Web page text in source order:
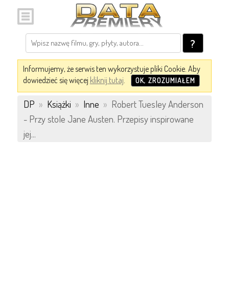
?
Informujemy, że serwis ten wykorzystuje pliki Cookie. Aby
dowiedzieć się więcej kliknij tutaj. OK, ZROZUMIAŁEM
DP » Książki » Inne » Robert Tuesley Anderson
- Przy stole Jane Austen. Przepisy inspirowane
jej...